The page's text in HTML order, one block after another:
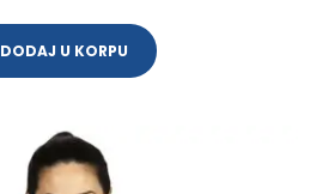
DODAJ U KORPU